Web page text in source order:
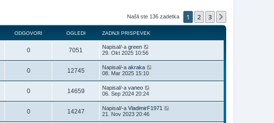
Našli ste 136 zadetka 1 2 3
ODGOVORI OGLEDI ZADNJI PRISPEVEK
0 7051 Napisal/-a green
29. Okt 2025 10:56
0 12745 Napisal/-a akraka
08. Mar 2025 15:10
0 14659 Napisal/-a vaneo
06. Sep 2024 20:24
0 14247 Napisal/-a VladimirF1971
21. Nov 2023 20:46